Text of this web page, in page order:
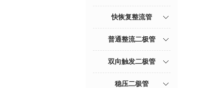
快恢复整流管
普通整流二极管
双向触发二极管
稳压二极管